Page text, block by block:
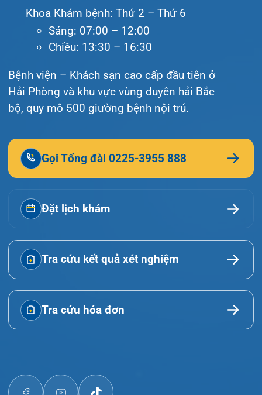
© Bệnh viện đa khoa Quốc tế Hải Phòng - HIH. All